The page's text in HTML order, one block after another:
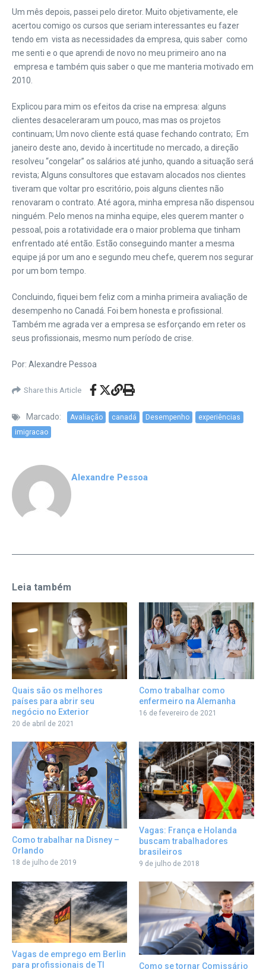
Um mês depois, passei pelo diretor. Muito objetivamente, ele
acertou comigo os cursos que seriam interessantes eu fazer
tendo em vista as necessidades da empresa, quis saber como
me senti e o que aprendi de novo no meu primeiro ano na
empresa e também quis saber o que me manteria motivado em
2010.
Explicou para mim os efeitos da crise na empresa: alguns
clientes desaceleraram um pouco, mas mas os projetos
continuam; Um novo cliente está quase fechando contrato; Em
janeiro deste ano, devido à incertitude no mercado, a direção
resolveu “congelar” os salários até junho, quando a situação será
revista; Alguns consultores que estavam alocados nos clientes
tiveram que voltar pro escritório, pois alguns clientes não
renovaram o contrato. Até agora, minha empresa não dispensou
ninguém. Pelo menos na minha equipe, eles querem manter o
pessoal, pois a rotatividade era o maior problema que tinham
enfrentado até então. Estão conseguindo manter a mesma
equipe já por um ano e segundo meu chefe, querem nos segurar
por um bom tempo.
Concluindo, fiquei bem feliz com a minha primeira avaliação de
desempenho no Canadá. Foi bem honesta e profissional.
Também me agrada ver a empresa se esforçando em reter os
seus profissionais, mesmo num período de crise.
Por: Alexandre Pessoa
Share this Article
Marcado: Avaliação canadá Desempenho
experiências
imigracao
Alexandre Pessoa
Leia também
Quais são os melhores
países para abrir seu
negócio no Exterior
20 de abril de 2021
Como trabalhar como
enfermeiro na Alemanha
16 de fevereiro de 2021
Como trabalhar na Disney –
Orlando
18 de julho de 2019
Vagas: França e Holanda
buscam trabalhadores
brasileiros
9 de julho de 2018
Vagas de emprego em Berlin
para profissionais de TI
Como se tornar Comissário